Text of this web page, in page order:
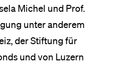
Michel und Prof.
unter anderem
der Stiftung für
und von Luzern